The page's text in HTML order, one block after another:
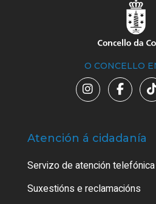
O CONCELLO
Atención á cidadanía
Servizo de atención
Suxestións e reclamacións